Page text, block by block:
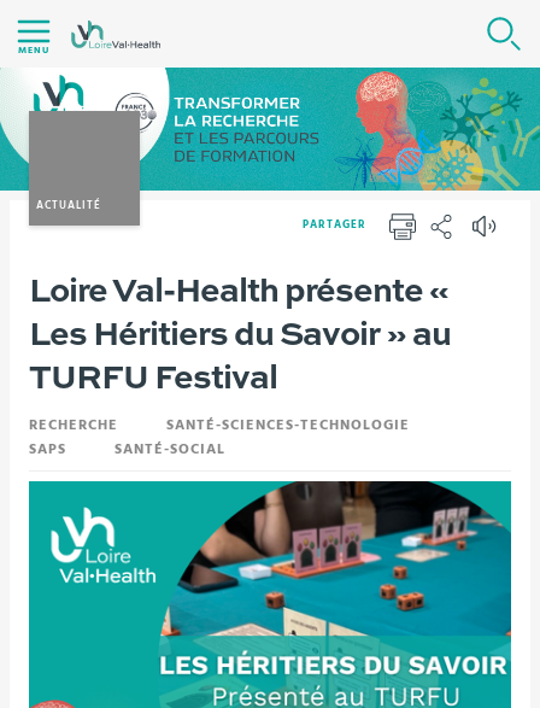
au
contenu
Navigation
|
Accès
Connexion
MENU
PARTAGER
ACTUALITÉ
Vous
ici :
Version française Actualités
Loire Val-Health présente «
Les Héritiers du Savoir » au
TURFU Festival
RECHERCHE
SANTÉ-SCIENCES-TECHNOLOGIE
SAPS
SANTÉ-SOCIAL